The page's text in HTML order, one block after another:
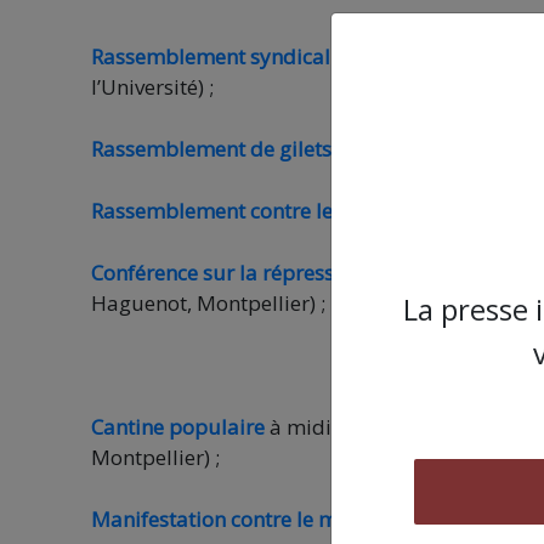
Rassemblement syndical suite au suicide d’une
l’Université) ;
Rassemblement de gilets jaunes au rond-point
Rassemblement contre les violences sexistes ,
Conférence sur la répression des gilets jaunes
Haguenot, Montpellier) ;
Cantine populaireà midi au centre d’actions
Montpellier) ;
Manifestation contre le mal logement, à
La